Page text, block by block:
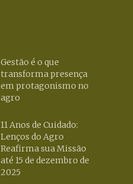
Gestão é o que
transforma presença
em protagonismo no
agro
11 Anos de Cuidado:
Lenços do Agro
Reafirma sua Missão
até 15 de dezembro de
2025